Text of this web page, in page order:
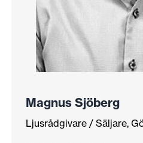
Magnus Sjöberg
Ljusrådgivare / Säljare,